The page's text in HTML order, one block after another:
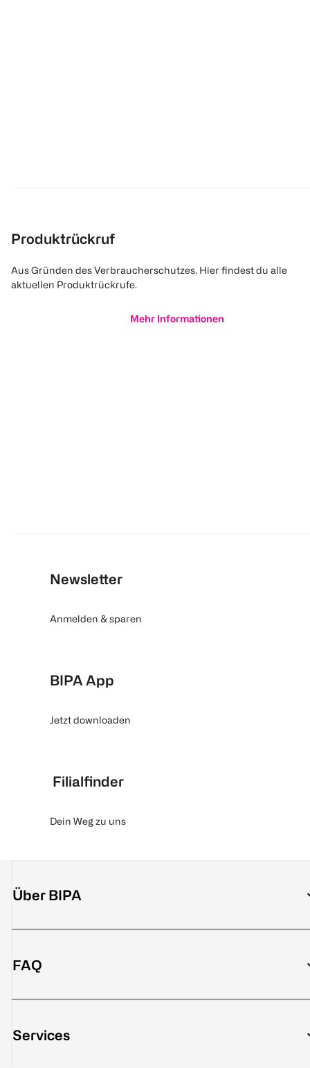
Produktrückruf
Aus Gründen des Verbraucherschutzes. Hier findest du alle
aktuellen Produktrückrufe.
Mehr Informationen
Newsletter
Anmelden & sparen
BIPA App
Jetzt downloaden
Filialfinder
Dein Weg zu uns
Über BIPA
FAQ
Services